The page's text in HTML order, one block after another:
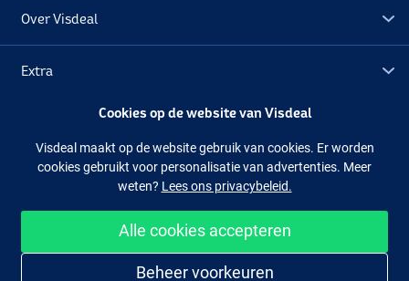
Over Visdeal
Extra
Facebook Instagram
Makkelijk en veilig shoppen
Cookies op de website van Visdeal
Visdeal maakt op de website gebruik van cookies. Er worden
cookies gebruikt voor personalisatie van advertenties. Meer
weten? Lees ons privacybeleid.
Alle cookies accepteren
Beheer voorkeuren